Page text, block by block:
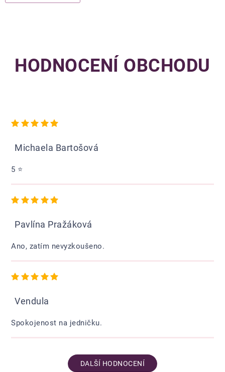
HODNOCENÍ OBCHODU
Michaela Bartošová
Hodnocení obchodu je 5 z 5 hvězdiček.
5 ⭐️
Pavlína Pražáková
Hodnocení obchodu je 5 z 5 hvězdiček.
Ano, zatím nevyzkoušeno.
Vendula
Hodnocení obchodu je 5 z 5 hvězdiček.
Spokojenost na jedničku.
DALŠÍ HODNOCENÍ